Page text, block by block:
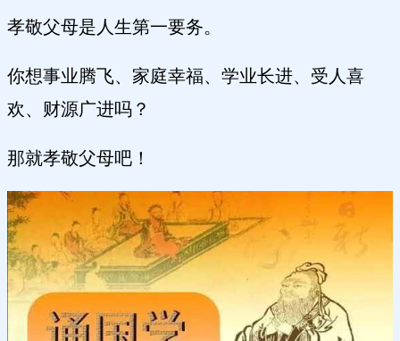
孝敬父母是人生第一要务。
你想事业腾飞、家庭幸福、学业长进、受人喜
欢、财源广进吗？
那就孝敬父母吧！